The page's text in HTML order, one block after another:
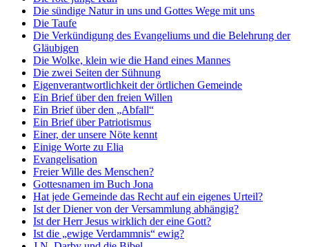
Die sündige Natur in uns und Gottes Wege mit uns
Die Taufe
Die Verkündigung des Evangeliums und die Belehrung der
Gläubigen
Die Wolke, klein wie die Hand eines Mannes
Die zwei Seiten der Sühnung
Eigenverantwortlichkeit der örtlichen Gemeinde
Ein Brief über den freien Willen
Ein Brief über den „Abfall“
Ein Brief über Patriotismus
Einer, der unsere Nöte kennt
Einige Worte zu Elia
Evangelisation
Freier Wille des Menschen?
Gottesnamen im Buch Jona
Hat jede Gemeinde das Recht auf ein eigenes Urteil?
Ist der Diener von der Versammlung abhängig?
Ist der Herr Jesus wirklich der eine Gott?
Ist die „ewige Verdammnis“ ewig?